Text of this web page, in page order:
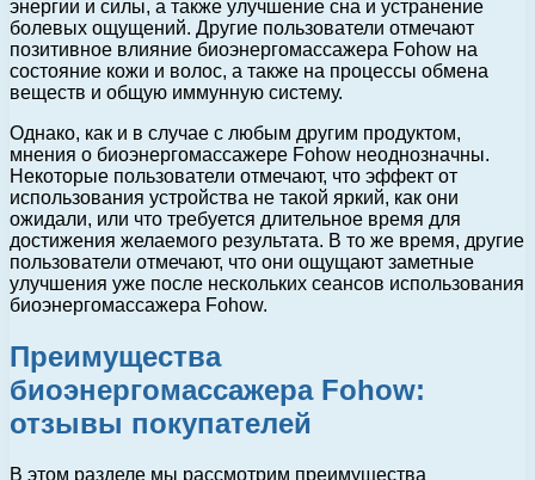
энергии и силы, а также улучшение сна и устранение
болевых ощущений. Другие пользователи отмечают
позитивное влияние биоэнергомассажера Fohow на
состояние кожи и волос, а также на процессы обмена
веществ и общую иммунную систему.
Однако, как и в случае с любым другим продуктом,
мнения о биоэнергомассажере Fohow неоднозначны.
Некоторые пользователи отмечают, что эффект от
использования устройства не такой яркий, как они
ожидали, или что требуется длительное время для
достижения желаемого результата. В то же время, другие
пользователи отмечают, что они ощущают заметные
улучшения уже после нескольких сеансов использования
биоэнергомассажера Fohow.
Преимущества
биоэнергомассажера Fohow:
отзывы покупателей
В этом разделе мы рассмотрим преимущества